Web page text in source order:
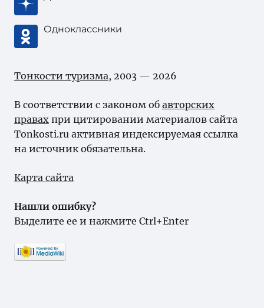
Одноклассники
Тонкости туризма, 2003 — 2026
В соответствии с законом об авторских
правах при цитировании материалов сайта
Tonkosti.ru активная индексируемая ссылка
на источник обязательна.
Карта сайта
Нашли ошибку?
Выделите ее и нажмите Ctrl+Enter